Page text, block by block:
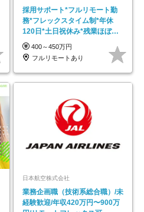
採用サポート*フルリモート勤
務*フレックスタイム制*年休
120日*土日祝休み*残業ほぼな
し*育児中社員8割以上
400～450万円
フルリモートあり
日本航空株式会社
業務企画職（技術系総合職）/未
経験歓迎/年収420万円〜900万